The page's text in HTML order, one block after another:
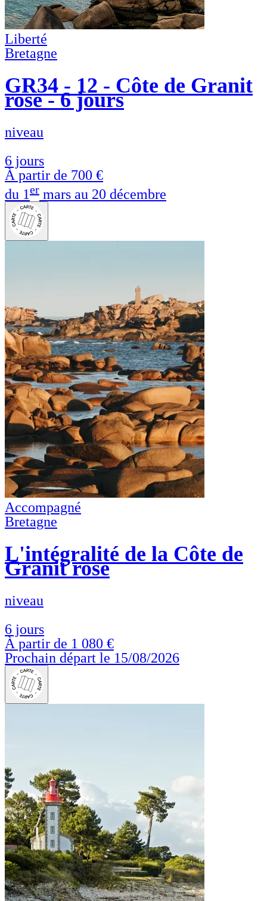
Liberté
Bretagne
GR34 - 12 - Côte de Granit
rose - 6 jours
niveau
6 jours
À partir de 700 €
du 1er mars au 20 décembre
Accompagné
Bretagne
L'intégralité de la Côte de
Granit rose
niveau
6 jours
À partir de 1 080 €
Prochain départ le 15/08/2026